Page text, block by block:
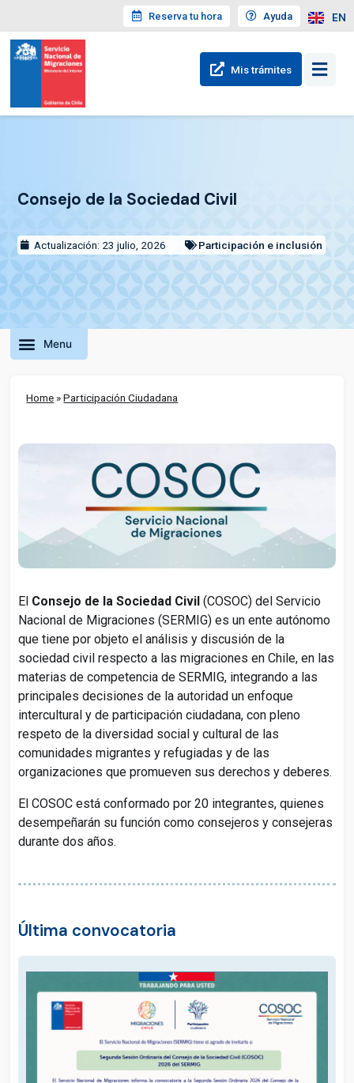
Reserva tu hora Ayuda EN
Mis trámites
Consejo de la Sociedad Civil
Actualización: 23 julio, 2026 Participación e inclusión
Home »Participación Ciudadana
El Consejo de la Sociedad Civil (COSOC) del Servicio
Nacional de Migraciones (SERMIG) es un ente autónomo
que tiene por objeto el análisis y discusión de la
sociedad civil respecto a las migraciones en Chile, en las
materias de competencia de SERMIG, integrando a las
principales decisiones de la autoridad un enfoque
intercultural y de participación ciudadana, con pleno
respeto de la diversidad social y cultural de las
comunidades migrantes y refugiadas y de las
organizaciones que promueven sus derechos y deberes.
El COSOC está conformado por 20 integrantes, quienes
desempeñarán su función como consejeros y consejeras
durante dos años.
Última convocatoria